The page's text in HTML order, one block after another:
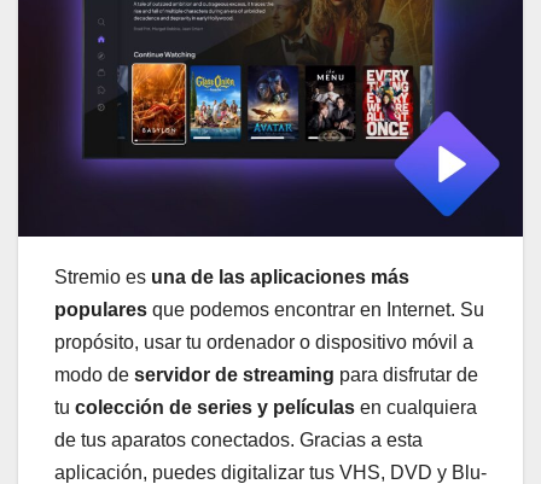
Stremio es una de las aplicaciones más
populares que podemos encontrar en Internet. Su
propósito, usar tu ordenador o dispositivo móvil a
modo de servidor de streaming para disfrutar de
tu colección de series y películas en cualquiera
de tus aparatos conectados. Gracias a esta
aplicación, puedes digitalizar tus VHS, DVD y Blu-